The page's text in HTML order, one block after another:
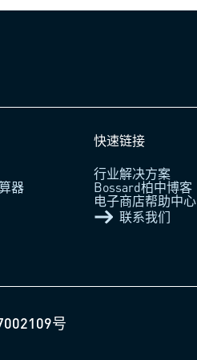
器
快速链接
行业解决方案
Bossard柏中博客
电子商店帮助中心
联系我们
号